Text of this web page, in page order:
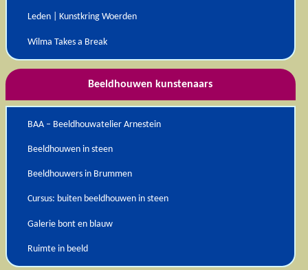
Leden | Kunstkring Woerden
Wilma Takes a Break
Beeldhouwen kunstenaars
BAA – Beeldhouwatelier Arnestein
Beeldhouwen in steen
Beeldhouwers in Brummen
Cursus: buiten beeldhouwen in steen
Galerie bont en blauw
Ruimte in beeld